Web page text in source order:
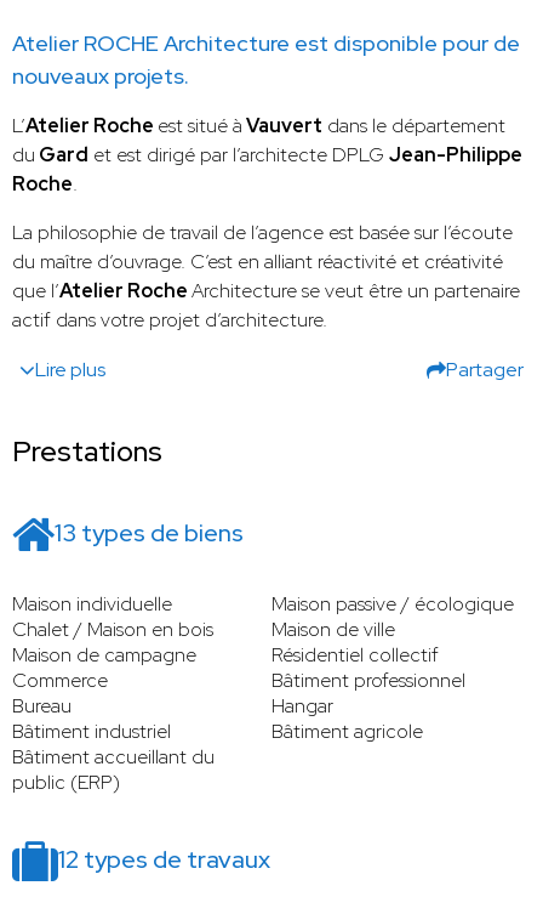
Atelier ROCHE Architecture est disponible pour de
nouveaux projets.
L’Atelier Roche est situé àVauvert dans le département
du Gard et est dirigé par l’architecte DPLG Jean-Philippe
Roche.
La philosophie de travail de l’agence est basée sur l’écoute
du maître d’ouvrage. C’est en alliant réactivité et créativité
que l’Atelier RocheArchitecture se veut être un partenaire
actif dans votre projet d’architecture.
Lire plus
Partager
Prestations
13 types de biens
Maison individuelle
Maison passive / écologique
Chalet / Maison en bois
Maison de ville
Maison de campagne
Résidentiel collectif
Commerce
Bâtiment professionnel
Bureau
Hangar
Bâtiment industriel
Bâtiment agricole
Bâtiment accueillant du
public (ERP)
12 types de travaux